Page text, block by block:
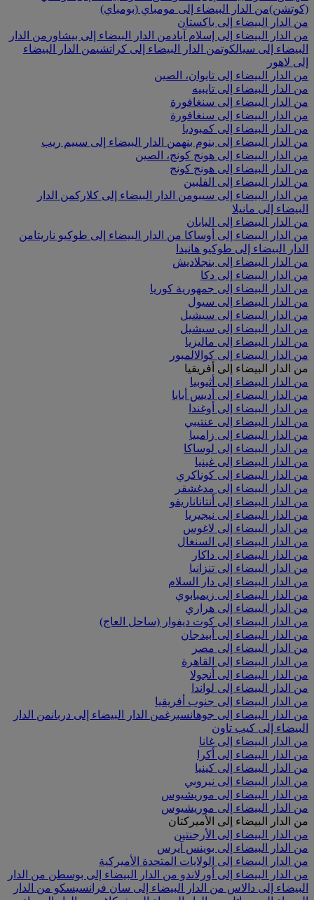
(كوتشن)من الدار البيضاء إلى مومباي (بومباي)
من الدار البيضاء إلى باكستان
من الدار البيضاء إلى إسلام آبادمن الدار البيضاء إلى بيشاور من الدار
البيضاء إلى سيالكوتمن الدار البيضاء إلى كراتشيمن الدار البيضاء
إلى لاهور
من الدار البيضاء إلى تايوان، الصين
من الدار البيضاء إلى تايبيه
من الدار البيضاء إلى سنغافورة
من الدار البيضاء إلى سنغافورة
من الدار البيضاء إلى كمبوديا
من الدار البيضاء إلى بنوم بنهمن الدار البيضاء إلى سييم ريب
من الدار البيضاء إلى هونج كونج، الصين
من الدار البيضاء إلى هونج كونج
من الدار البيضاء إلى الفلبين
من الدار البيضاء إلى سيبومن الدار البيضاء إلى كلاركمن الدار
البيضاء إلى مانيلا
من الدار البيضاء إلى اليابان
من الدار البيضاء إلى أوساكا من الدار البيضاء إلى طوكيو ناريتامن
الدار البيضاء إلى طوكيو هانيدا
من الدار البيضاء إلى بنجلاديش
من الدار البيضاء إلى دكا
من الدار البيضاء إلى جمهورية كوريا
من الدار البيضاء إلى سيول
من الدار البيضاء إلى سيشيل
من الدار البيضاء إلى سيشيل
من الدار البيضاء إلى ماليزيا
من الدار البيضاء إلى كوالالمبور
من الدار البيضاء إلى أفريقيا
من الدار البيضاء إلى أثيوبيا
من الدار البيضاء إلى أديس أبابا
من الدار البيضاء إلى أوغندا
من الدار البيضاء إلى عنتيبي
من الدار البيضاء إلى زامبيا
من الدار البيضاء إلى لوساكا
من الدار البيضاء إلى غينيا
من الدار البيضاء إلى كوناكري
من الدار البيضاء إلى مدغشقر
من الدار البيضاء إلى أنتاناناريفو
من الدار البيضاء إلى نيجيريا
من الدار البيضاء إلى لاغوس
من الدار البيضاء إلى السنغال
من الدار البيضاء إلى داكار
من الدار البيضاء إلى تنزانيا
من الدار البيضاء إلى دار السلام
من الدار البيضاء إلى زيمبابوي
من الدار البيضاء إلى هراري
من الدار البيضاء إلى كوت ديفوار (ساحل العاج)
من الدار البيضاء إلى أبيدجان
من الدار البيضاء إلى مصر
من الدار البيضاء إلى القاهرة
من الدار البيضاء إلى أنجولا
من الدار البيضاء إلى لواندا
من الدار البيضاء إلى جنوب أفريقيا
من الدار البيضاء إلى جوهانسبرغمن الدار البيضاء إلى دربانمن الدار
البيضاء إلى كيب تاون
من الدار البيضاء إلى غانا
من الدار البيضاء إلى أكرا
من الدار البيضاء إلى كينيا
من الدار البيضاء إلى نيروبي
من الدار البيضاء إلى موريشيوس
من الدار البيضاء إلى موريشيوس
من الدار البيضاء إلى الأميركتان
من الدار البيضاء إلى الأرجنتين
من الدار البيضاء إلى بوينس آيرس
من الدار البيضاء إلى الولايات المتحدة الأميركية
من الدار البيضاء إلى أورلاندو من الدار البيضاء إلى بوسطن من الدار
البيضاء إلى دالاس من الدار البيضاء إلى سان فرانسيسكو من الدار